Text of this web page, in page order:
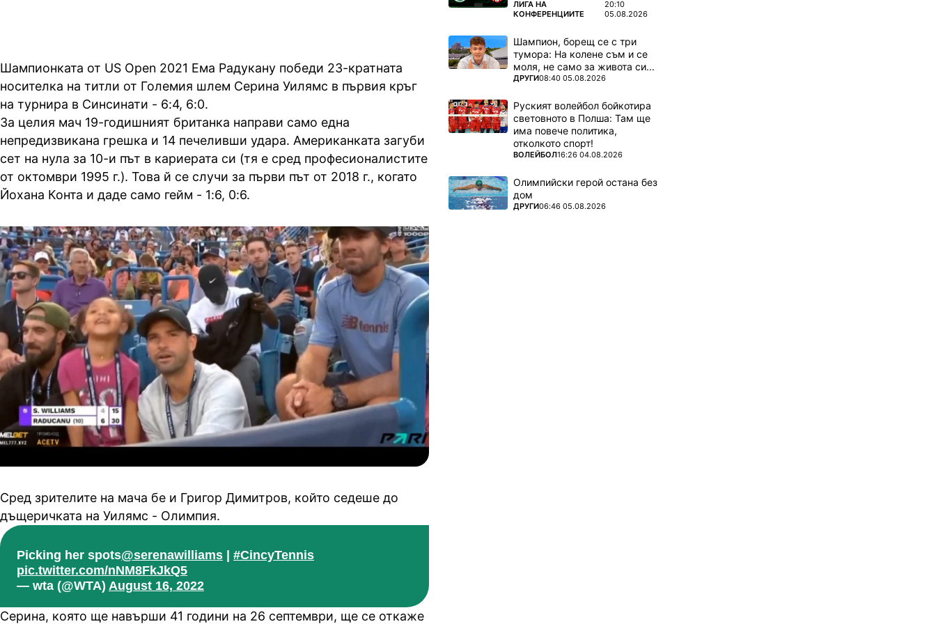
Шампионката от US Open 2021 Ема Радукану победи 23-кратната
носителка на титли от Големия шлем Серина Уилямс в първия кръг
на турнира в Синсинати - 6:4, 6:0.
За целия мач 19-годишният британка направи само една
непредизвикана грешка и 14 печеливши удара. Американката загуби
сет на нула за 10-и път в кариерата си (тя е сред професионалистите
от октомври 1995 г.). Това й се случи за първи път от 2018 г., когато
Йохана Конта и даде само гейм - 1:6, 0:6.
Сред зрителите на мача бе и Григор Димитров, който седеше до
дъщеричката на Уилямс - Олимпия.
Picking her spots@serenawilliams | #CincyTennis
pic.twitter.com/nNM8FkJkQ5
— wta (@WTA) August 16, 2022
Серина, която ще навърши 41 години на 26 септември, ще се откаже
ПОВЕЧЕ ОТ
ЛИГА НА
КОНФЕРЕНЦИИТЕ
20:10
05.08.2026
Шампион, борещ се с три
тумора: На колене съм и се
моля, не само за живота си...
ПОВЕЧЕ ОТ
ДРУГИ08:40 05.08.2026
Руският волейбол бойкотира
световното в Полша: Там ще
има повече политика,
отколкото спорт!
ПОВЕЧЕ ОТ
ВОЛЕЙБОЛ16:26 04.08.2026
Олимпийски герой остана без
дом
ПОВЕЧЕ ОТ
ДРУГИ06:46 05.08.2026